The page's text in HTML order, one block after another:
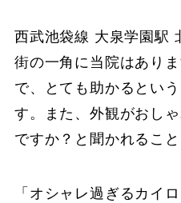
西武池袋線 大泉学園駅
街の一角に当院はあり
で、とても助かるとい
す。また、外観がおし
ですか？と聞かれるこ
「オシャレ過ぎるカイ